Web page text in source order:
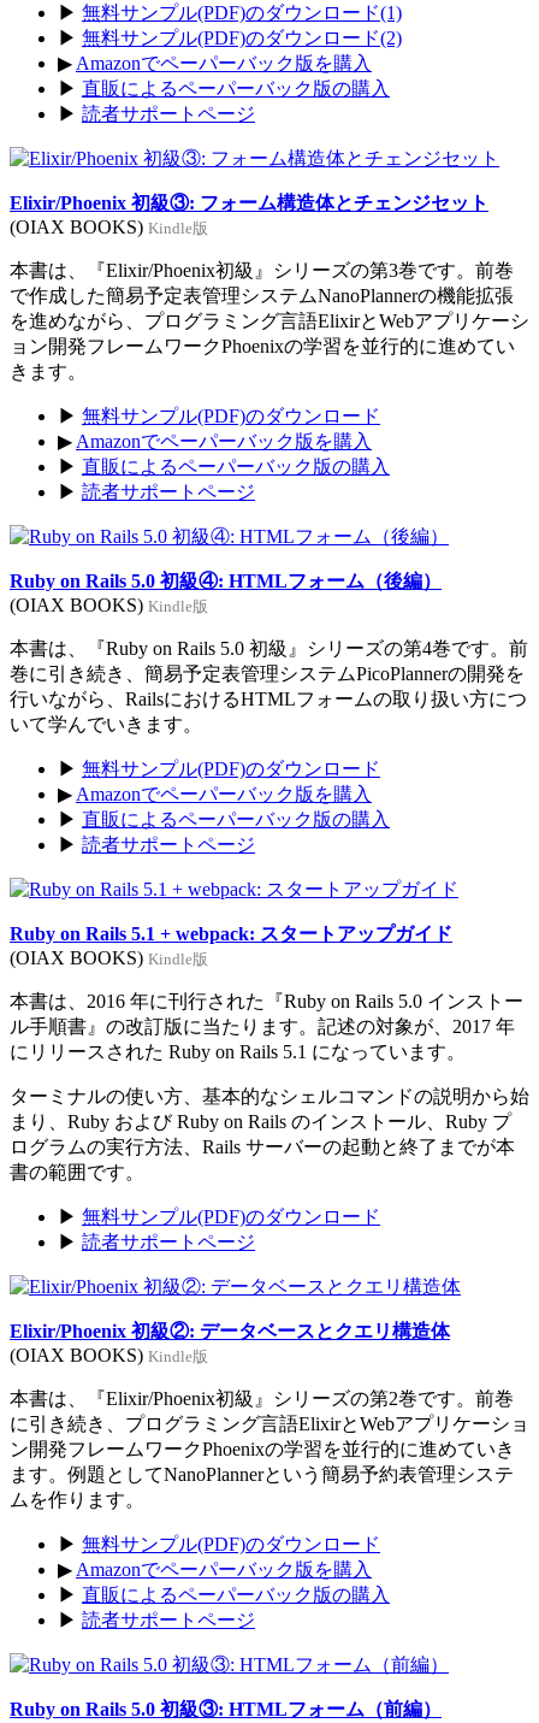
▶ 無料サンプル(PDF)のダウンロード(1)
▶ 無料サンプル(PDF)のダウンロード(2)
▶ Amazonでペーパーバック版を購入
▶ 直販によるペーパーバック版の購入
▶ 読者サポートページ
Elixir/Phoenix 初級③: フォーム構造体とチェンジセット
(OIAX BOOKS) Kindle版
本書は、『Elixir/Phoenix初級』シリーズの第3巻です。前巻
で作成した簡易予定表管理システムNanoPlannerの機能拡張
を進めながら、プログラミング言語ElixirとWebアプリケーシ
ョン開発フレームワークPhoenixの学習を並行的に進めてい
きます。
▶ 無料サンプル(PDF)のダウンロード
▶ Amazonでペーパーバック版を購入
▶ 直販によるペーパーバック版の購入
▶ 読者サポートページ
Ruby on Rails 5.0 初級④: HTMLフォーム（後編）
(OIAX BOOKS) Kindle版
本書は、『Ruby on Rails 5.0 初級』シリーズの第4巻です。前
巻に引き続き、簡易予定表管理システムPicoPlannerの開発を
行いながら、RailsにおけるHTMLフォームの取り扱い方につ
いて学んでいきます。
▶ 無料サンプル(PDF)のダウンロード
▶ Amazonでペーパーバック版を購入
▶ 直販によるペーパーバック版の購入
▶ 読者サポートページ
Ruby on Rails 5.1 + webpack: スタートアップガイド
(OIAX BOOKS) Kindle版
本書は、2016 年に刊行された『Ruby on Rails 5.0 インストー
ル手順書』の改訂版に当たります。記述の対象が、2017 年
にリリースされた Ruby on Rails 5.1 になっています。
ターミナルの使い方、基本的なシェルコマンドの説明から始
まり、Ruby および Ruby on Rails のインストール、Ruby プ
ログラムの実行方法、Rails サーバーの起動と終了までが本
書の範囲です。
▶ 無料サンプル(PDF)のダウンロード
▶ 読者サポートページ
Elixir/Phoenix 初級②: データベースとクエリ構造体
(OIAX BOOKS) Kindle版
本書は、『Elixir/Phoenix初級』シリーズの第2巻です。前巻
に引き続き、プログラミング言語ElixirとWebアプリケーショ
ン開発フレームワークPhoenixの学習を並行的に進めていき
ます。例題としてNanoPlannerという簡易予約表管理システ
ムを作ります。
▶ 無料サンプル(PDF)のダウンロード
▶ Amazonでペーパーバック版を購入
▶ 直販によるペーパーバック版の購入
▶ 読者サポートページ
Ruby on Rails 5.0 初級③: HTMLフォーム（前編）